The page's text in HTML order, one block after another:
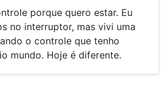
porque quero estar. Eu
no interruptor, mas vivi uma
o controle que tenho
mundo. Hoje é diferente.